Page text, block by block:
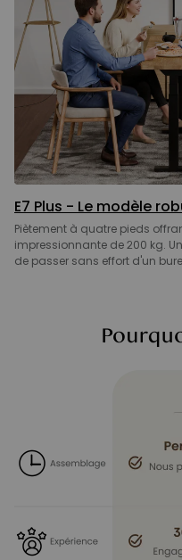
E7 Plus - Le modèle
Piètement à quatre pieds
impressionnante de 200 kg.
de passer sans effort d'un